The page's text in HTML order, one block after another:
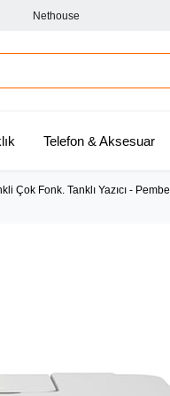
Nethouse
Telefon & Aksesuar
Çok Fonk. Tanklı Yazıcı - Pembe